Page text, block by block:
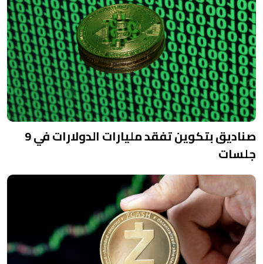
صناديق بتكوين تفقد مليارات الدولارات في 9
جلسات